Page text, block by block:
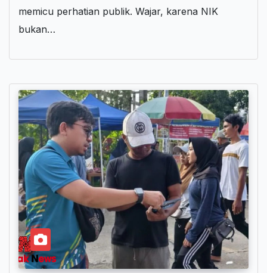
memicu perhatian publik. Wajar, karena NIK
bukan…